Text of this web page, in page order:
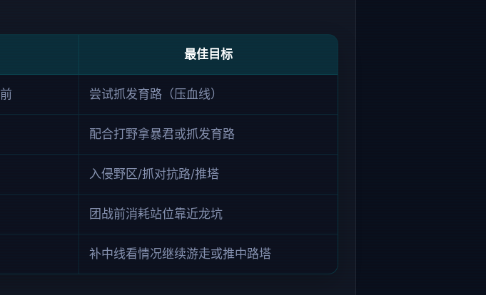
最佳目标
尝试抓发育路（压血线）
配合打野拿暴君或抓发育路
入侵野区/抓对抗路/推塔
团战前消耗站位靠近龙坑
补中线看情况继续游走或推中路塔